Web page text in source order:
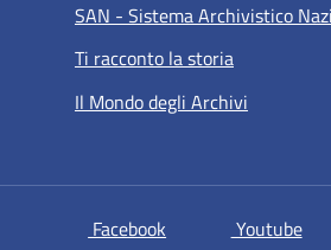
SAN - Sistema Archivistico
Ti racconto la storia
Il Mondo degli Archivi
Facebook si apre in una nuova
Youtubesi